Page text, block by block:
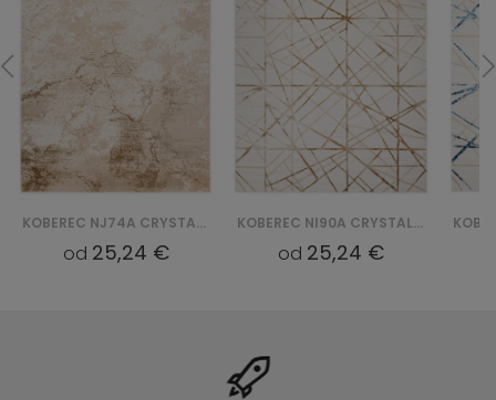
KOBEREC NJ74A CRYSTAL GYU - BRĄZOWY
od 25,24 €
KOBEREC NI90A CRYSTAL GYU - BEŻOWY
od 25,24 €